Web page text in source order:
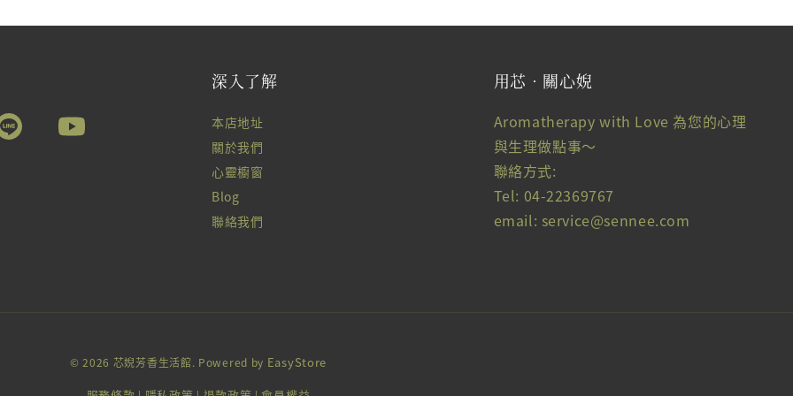
深入了解
本店地址
關於我們
心靈櫥窗
Blog
聯絡我們
用芯‧關心婗
Aromatherapy with Love 為您的心理
與生理做點事～
聯絡方式:
Tel: 04-22369767
email: service@sennee.com
© 2026 芯婗芳香生活館. Powered by EasyStore